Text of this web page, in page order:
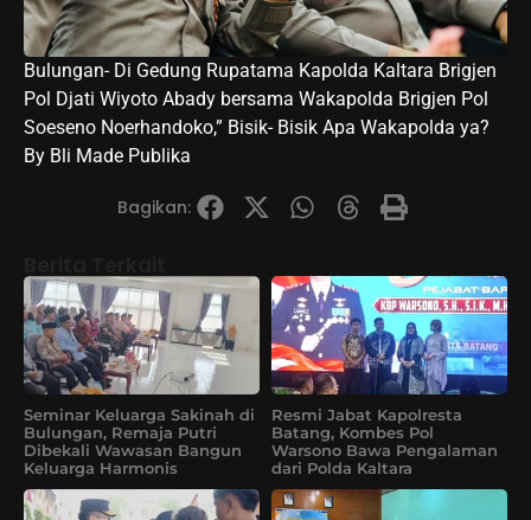
Bulungan- Di Gedung Rupatama Kapolda Kaltara Brigjen
Pol Djati Wiyoto Abady bersama Wakapolda Brigjen Pol
Soeseno Noerhandoko,” Bisik- Bisik Apa Wakapolda ya?
By Bli Made Publika
Bagikan:
Seminar Keluarga Sakinah di
Bulungan, Remaja Putri
Dibekali Wawasan Bangun
Keluarga Harmonis
Resmi Jabat Kapolresta
Batang, Kombes Pol
Warsono Bawa Pengalaman
dari Polda Kaltara